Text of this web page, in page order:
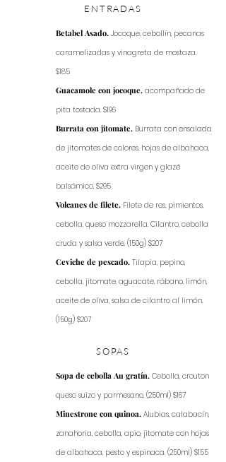
ENTRADAS
Betabel Asado. Jocoque, cebollín, pecanas
caramelizadas y vinagreta de mostaza.
$185
Guacamole con jocoque. acompañado de
pita tostada. $196
Burrata con jitomate. Burrata con ensalada
de jitomates de colores, hojas de albahaca,
aceite de oliva extra virgen y glazé
balsámico. $295
Volcanes de filete. Filete de res, pimientos,
cebolla, queso mozzarella. Cilantro, cebolla
cruda y salsa verde. (150g) $207
Ceviche de pescado. Tilapia, pepino,
cebolla, jitomate, aguacate, rábano, limón,
aceite de oliva, salsa de cilantro al limón.
(150g) $207
SOPAS
Sopa de cebolla Au gratín. Cebolla, crouton
queso suizo y parmesano. (250ml) $167
Minestrone con quinoa. Alubias, calabacín,
zanahoria, cebolla, apio, jitomate con hojas
de albahaca, pesto y espinaca. (250ml) $155